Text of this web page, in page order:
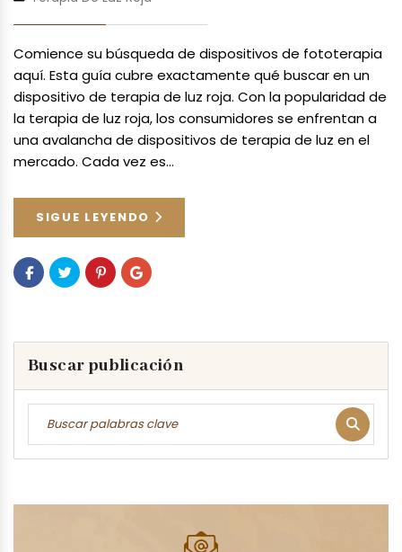
Comience su búsqueda de dispositivos de fototerapia
aquí. Esta guía cubre exactamente qué buscar en un
dispositivo de terapia de luz roja. Con la popularidad de
la terapia de luz roja, los consumidores se enfrentan a
una avalancha de dispositivos de terapia de luz en el
mercado. Cada vez es…
SIGUE LEYENDO
Buscar publicación